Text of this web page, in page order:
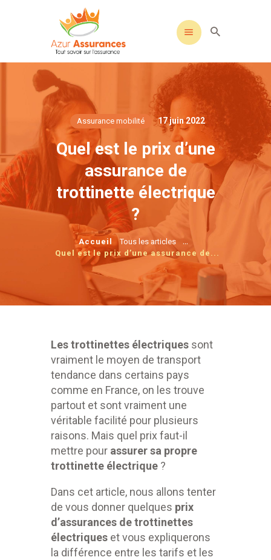
Assurance mobilité 17 juin 2022
Quel est le prix d’une
assurance de
trottinette électrique
?
Accueil Tous les articles ...
Quel est le prix d’une assurance de...
Les trottinettes électriques sont
vraiment le moyen de transport
tendance dans certains pays
comme en France, on les trouve
partout et sont vraiment une
véritable facilité pour plusieurs
raisons. Mais quel prix faut-il
mettre pour assurer sa propre
trottinette électrique ?
Dans cet article, nous allons tenter
de vous donner quelques prix
d’assurances de trottinettes
électriques et vous expliquerons
la différence entre les tarifs et les